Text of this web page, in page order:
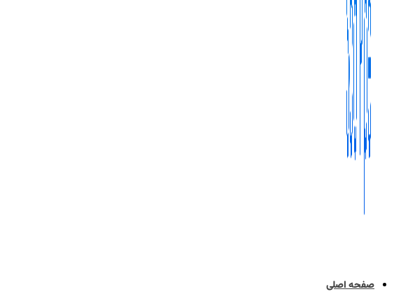
صفحه اصلی